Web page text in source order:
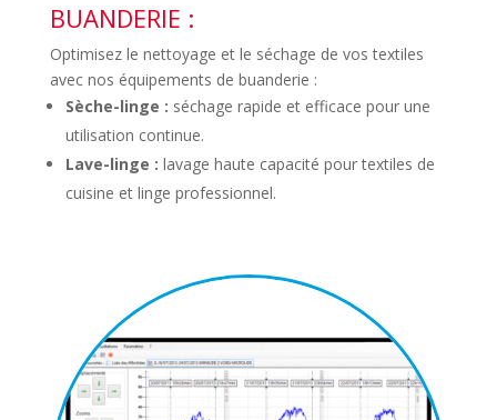
BUANDERIE :
Optimisez le nettoyage et le séchage de vos textiles
avec nos équipements de buanderie :
Sèche-linge : séchage rapide et efficace pour une
utilisation continue.
Lave-linge : lavage haute capacité pour textiles de
cuisine et linge professionnel.